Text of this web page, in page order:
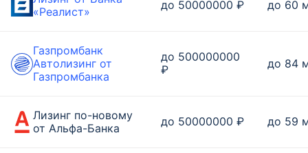
«Реалист»
до 50000000 ₽ до 60
Газпромбанк
Автолизинг от
Газпромбанка
до 500000000
₽
до 84
Лизинг по-новому
от Альфа-Банка
до 50000000 ₽ до 59